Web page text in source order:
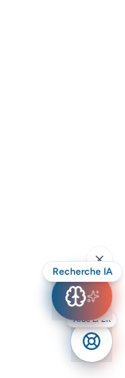
Recherche IA
Aide LPER